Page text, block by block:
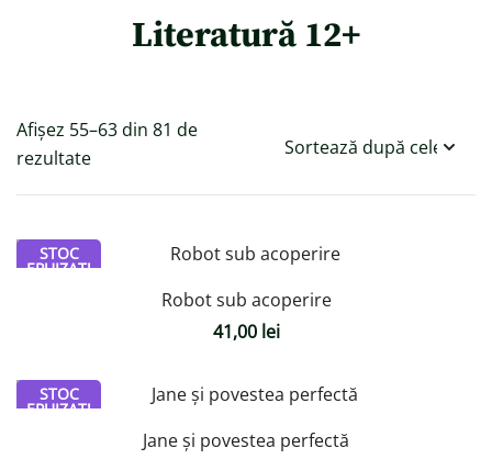
Literatură 12+
Afișez 55–63 din 81 de
rezultateSorted
STOC
EPUIZAT!
Robot sub acoperire
41,00 lei
STOC
EPUIZAT!
Jane și povestea perfectă